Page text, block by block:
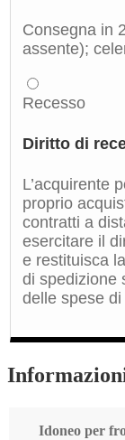
Consegna in
assente);
Recesso
Diritto di
L’acquirente
proprio
contratti a
esercitare il
e restituisca
di spedizione
delle spese
Idoneo per